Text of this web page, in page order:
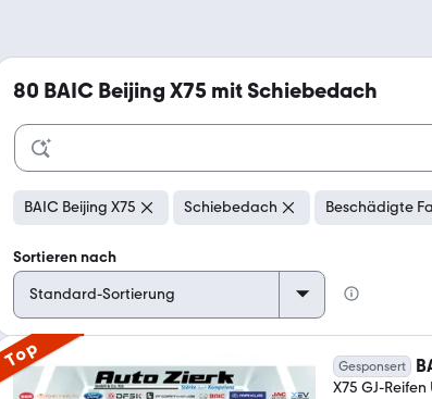
80 BAIC Beijing X75 mit Schiebedach
BAIC Beijing X75 Schiebedach Beschädigte
Sortieren nach
Top Gesponsert
X75 GJ-